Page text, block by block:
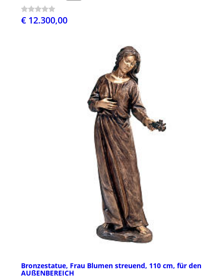
€ 12.300,00
Bronzestatue, Frau Blumen streuend, 110 cm, für den
AUßENBEREICH